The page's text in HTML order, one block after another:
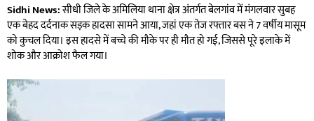
Sidhi News:सीधी जिले के अमिलिया थाना क्षेत्र अंतर्गत बेलगांव में मंगलवार सुबह
एक बेहद दर्दनाक सड़क हादसा सामने आया, जहां एक तेज रफ्तार बस ने 7 वर्षीय मासूम
को कुचल दिया। इस हादसे में बच्चे की मौके पर ही मौत हो गई, जिससे पूरे इलाके में
शोक और आक्रोश फैल गया।